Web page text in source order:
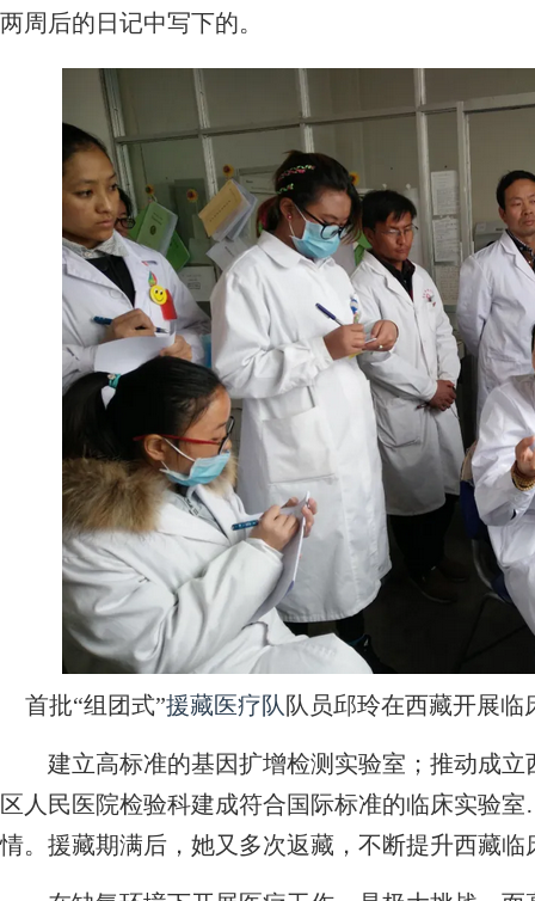
两周后的日记中写下的。
首批“组团式”援藏医疗队 队员邱玲在西藏开展
建立高标准的基因扩增检测实验室；推动成立
区人民医院检验科建成符合国际标准的临床实验
情。援藏期满后，她又多次返藏，不断提升西藏临